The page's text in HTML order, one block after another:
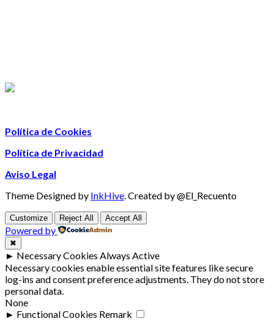
Política de Cookies
Política de Privacidad
Aviso Legal
Theme Designed by InkHive.Created by @El_Recuento
Customize Reject All Accept All
Powered by
✖
► Necessary Cookies Always Active
Necessary cookies enable essential site features like secure
log-ins and consent preference adjustments. They do not store
personal data.
None
► Functional Cookies Remark